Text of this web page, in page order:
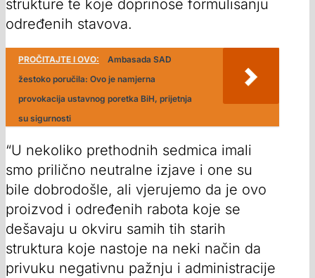
strukture te koje doprinose formulisanju
određenih stavova.
PROČITAJTE I OVO:
Ambasada SAD
žestoko poručila: Ovo je namjerna
provokacija ustavnog poretka BiH, prijetnja
su sigurnosti
“U nekoliko prethodnih sedmica imali
smo prilično neutralne izjave i one su
bile dobrodošle, ali vjerujemo da je ovo
proizvod i određenih rabota koje se
dešavaju u okviru samih tih starih
struktura koje nastoje na neki način da
privuku negativnu pažnju i administracije